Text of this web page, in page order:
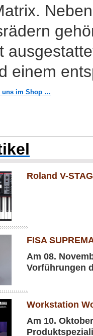
einem
uns im Shop …
Roland V-
FISA
Am 08.
Vorführungen
Workstation
Am 10.